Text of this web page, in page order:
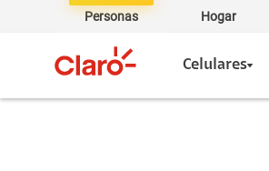
Personas Hogar
Celulares